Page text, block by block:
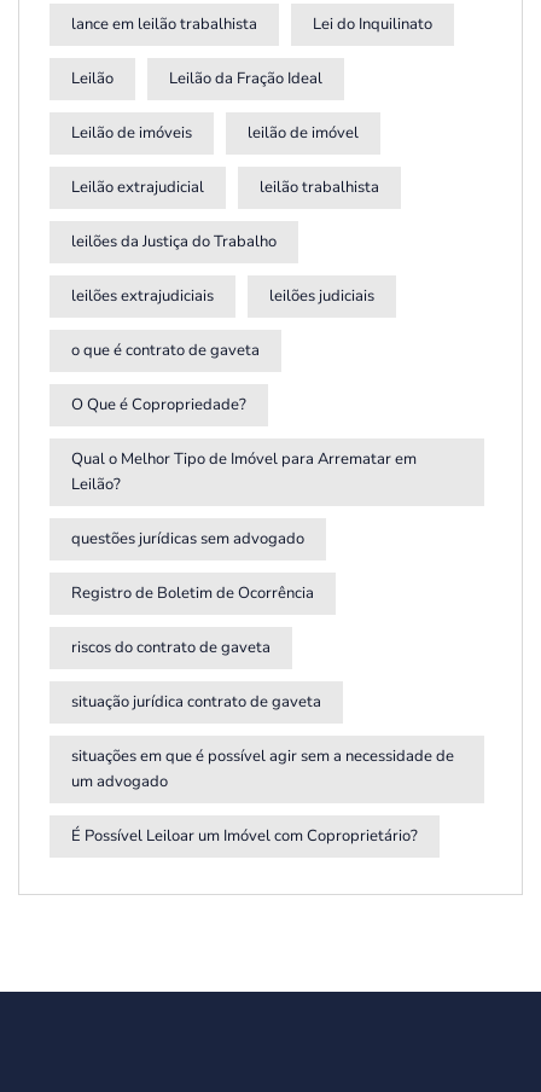
lance em leilão trabalhista Lei do Inquilinato
Leilão Leilão da Fração Ideal
Leilão de imóveis leilão de imóvel
Leilão extrajudicial leilão trabalhista
leilões da Justiça do Trabalho
leilões extrajudiciais leilões judiciais
o que é contrato de gaveta
O Que é Copropriedade?
Qual o Melhor Tipo de Imóvel para Arrematar em
Leilão?
questões jurídicas sem advogado
Registro de Boletim de Ocorrência
riscos do contrato de gaveta
situação jurídica contrato de gaveta
situações em que é possível agir sem a necessidade de
um advogado
É Possível Leiloar um Imóvel com Coproprietário?